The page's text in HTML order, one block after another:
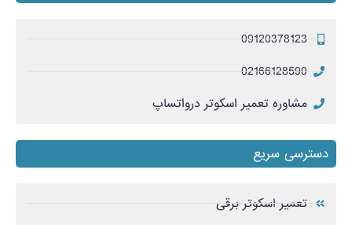
09120378123
02166128590
مشاوره تعمیر اسکوتر درواتساپ
دسترسی سریع
تعمیر اسکوتر برقی